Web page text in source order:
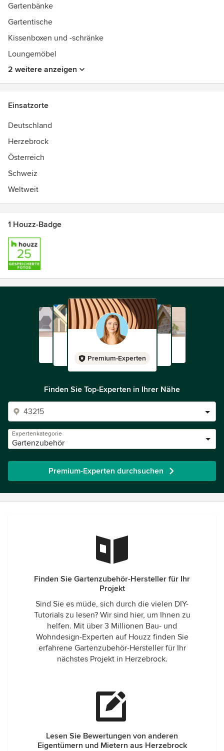
Gartenbänke
Gartentische
Kissenboxen und -schränke
Loungemöbel
2 weitere anzeigen
Einsatzorte
Deutschland
Herzebrock
Österreich
Schweiz
Weltweit
1 Houzz-Badge
Premium-Experten
Finden Sie Top-Experten in Ihrer Nähe
Expertenkategorie
Gartenzubehör
Premium-Experten durchsuchen
Finden Sie Gartenzubehör-Hersteller für Ihr
Projekt
Sind Sie es müde, sich durch die vielen DIY-
Tutorials zu lesen? Wir sind hier, um Ihnen zu
helfen. Mit über 3 Millionen Bau- und
Wohndesign-Experten auf Houzz finden Sie
erfahrene Gartenzubehör-Hersteller für Ihr
nächstes Projekt in Herzebrock.
Lesen Sie Bewertungen von anderen
Eigentümern und Mietern aus Herzebrock